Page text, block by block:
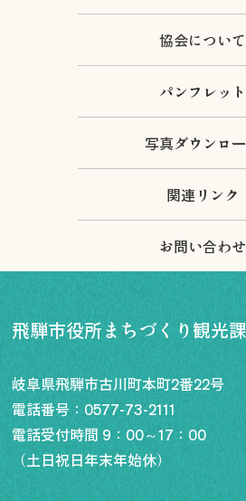
協会について
パンフレット
写真ダウンロ
関連リンク
お問い合わせ
飛騨市役所まちづくり観光課
岐阜県飛騨市古川町本町2番22号
電話番号： 0577-73-2111
電話受付時間 9：00～17：00
（土日祝日年末年始休）